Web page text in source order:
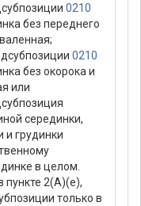
0210
без переднего
0210
без окорока и
или
серединки,
и грудинки
в целом.
пункте 2(А)(е),
только в